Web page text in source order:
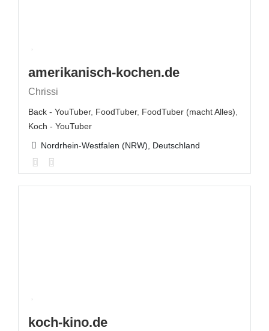
amerikanisch-kochen.de
Chrissi
Back - YouTuber, FoodTuber, FoodTuber (macht Alles)
Koch - YouTuber
Nordrhein-Westfalen (NRW), Deutschland
koch-kino.de